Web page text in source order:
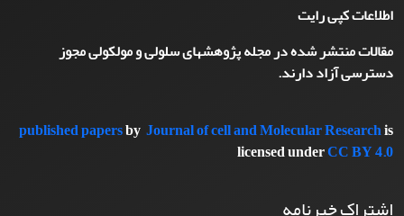
اطلاعات کپی رایت
مقالات منتشر شده در مجله پژوهشهای سلولی و مولکولی مجوز
دسترسی آزاد دارند.
published papersby Journal of cell and Molecular Researchis
licensed underCC BY 4.0
اشتراک خبرنامه